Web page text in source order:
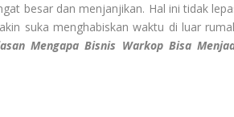
besar dan menjanjikan. Hal ini tidak
suka menghabiskan waktu di luar
Mengapa Bisnis Warkop Bisa